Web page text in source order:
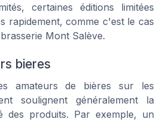
certaines éditions limitées
rapidement, comme c'est le cas
Mont Salève.
bieres
amateurs de bières sur les
soulignent généralement la
des produits. Par exemple, un